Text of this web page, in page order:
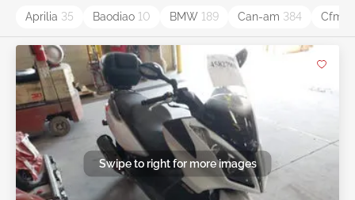
Aprilia 35 Baodiao 10 BMW 189 Can-am 384
Swipe to right for more images